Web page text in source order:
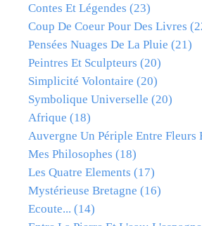
Contes Et Légendes (23)
Coup De Coeur Pour Des Livres
Pensées Nuages De La Pluie (21)
Peintres Et Sculpteurs (20)
Simplicité Volontaire (20)
Symbolique Universelle (20)
Afrique (18)
Auvergne Un Périple Entre Fleurs
Mes Philosophes (18)
Les Quatre Elements (17)
Mystérieuse Bretagne (16)
Ecoute... (14)